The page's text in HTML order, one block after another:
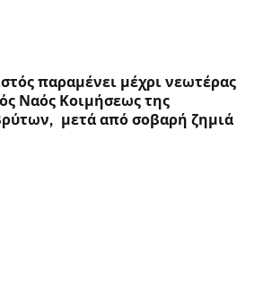
παραμένει μέχρι νεωτέρας
Ναός Κοιμήσεως της
μετά από σοβαρή ζημιά